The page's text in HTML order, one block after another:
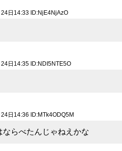
日14:33 ID:NjE4NjAzO
日14:35 ID:NDI5NTE5O
日14:36 ID:MTk4ODQ5M
らべたんじゃねえかな